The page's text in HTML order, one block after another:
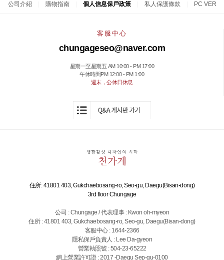
公司介紹 購物指南 個人信息保戶政策 私人保護條款 PC VER
客服中心
chungageseo@naver.com
星期一至星期五 AM 10:00 - PM 17:00
午休時間PM 12:00 - PM 1:00
週末，公休日休息
住所: 41801 403, Gukchaebosang-ro, Seo-gu, Daegu(Bisan-dong)
3rd floor Chungage
公司 : Chungage / 代表理事 : Kwon oh-myeon
住所 : 41801 403, Gukchaebosang-ro, Seo-gu, Daegu(Bisan-dong)
客服中心 : 1644-2366
隱私保戶負責人 : Lee Da-gyeon
營業執照號 : 504-23-65222
網上營業許可證 : 2017 -Daegu Sep-gu-0100